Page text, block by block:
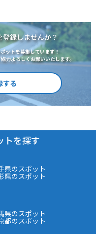
登録しませんか？
ットを募集しています！
力よろしくお願いいたします。
する
トを探す
県のスポット
県のスポット
県のスポット
都のスポット